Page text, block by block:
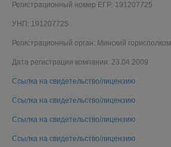
Регистрационный номер ЕГР: 191207725
УНП: 191207725
Регистрационный орган: Минский горисполком
Дата регистрации компании: 23.04.2009
Ссылка на свидетельство/лицензию
Ссылка на свидетельство/лицензию
Ссылка на свидетельство/лицензию
Ссылка на свидетельство/лицензию